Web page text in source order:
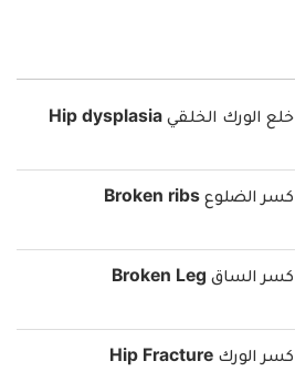
خلع الورك الخلقي Hip dysplasia
كسر الضلوع Broken ribs
كسر الساق Broken Leg
كسر الورك Hip Fracture